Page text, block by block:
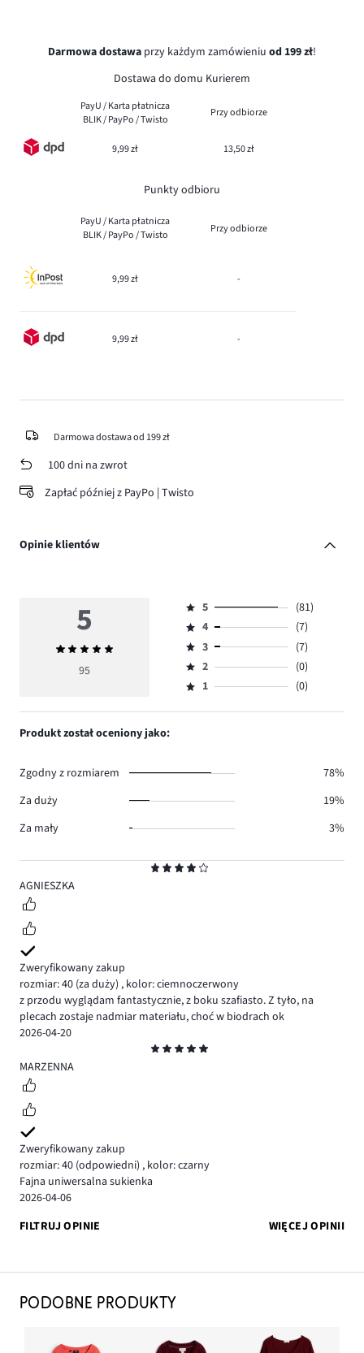
Darmowa dostawa przy każdym zamówieniu od 199 zł!
Dostawa do domu Kurierem
PayU / Karta płatnicza
BLIK / PayPo / Twisto
Przy odbiorze
9,99 zł 13,50 zł
Punkty odbioru
PayU / Karta płatnicza
BLIK / PayPo / Twisto
Przy odbiorze
9,99 zł -
9,99 zł -
Darmowa dostawa od 199 zł
100 dni na zwrot
Zapłać później z PayPo | Twisto
Opinie klientów
4
AGNIESZKA
Zweryfikowany zakup
rozmiar: 40 (za duży) , kolor: ciemnoczerwony
z przodu wyglądam fantastycznie, z boku szafiasto. Z tyło, na
plecach zostaje nadmiar materiału, choć w biodrach ok
2026-04-20
5
MARZENNA
Zweryfikowany zakup
rozmiar: 40 (odpowiedni) , kolor: czarny
Fajna uniwersalna sukienka
2026-04-06
FILTRUJ OPINIE
WIĘCEJ OPINII
5
Średnia
ocena
95
Ocena
5,
ilość
głosów
81.
5
(81)
Ocena
4,
ilość
głosów
4
(7)
Ocena
3,
ilość
3
(7)
Ocena
2,
2
(0)
Ocena
1,
1 (0)
Produkt został oceniony jako:
Zgodny z rozmiarem
78%
Za duży
19%
Za mały
3%
PODOBNE PRODUKTY